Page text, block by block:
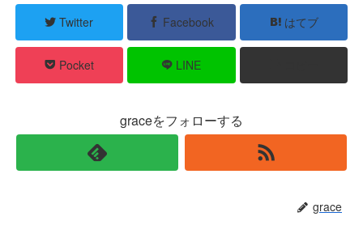
Twitter Facebook はてブ
Pocket LINE
graceをフォローする
grace